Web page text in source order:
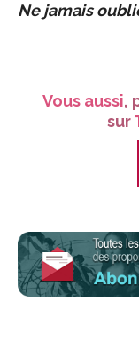
Ne jamais
Vous aussi,
sur